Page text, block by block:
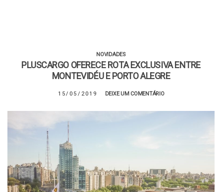
NOVIDADES
PLUSCARGO OFERECE ROTA EXCLUSIVA ENTRE
MONTEVIDÉU E PORTO ALEGRE
15/05/2019 DEIXE UM COMENTÁRIO